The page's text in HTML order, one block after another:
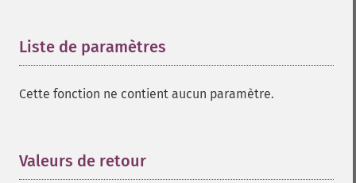
Liste de paramètres
Cette fonction ne contient aucun paramètre.
Valeurs de retour